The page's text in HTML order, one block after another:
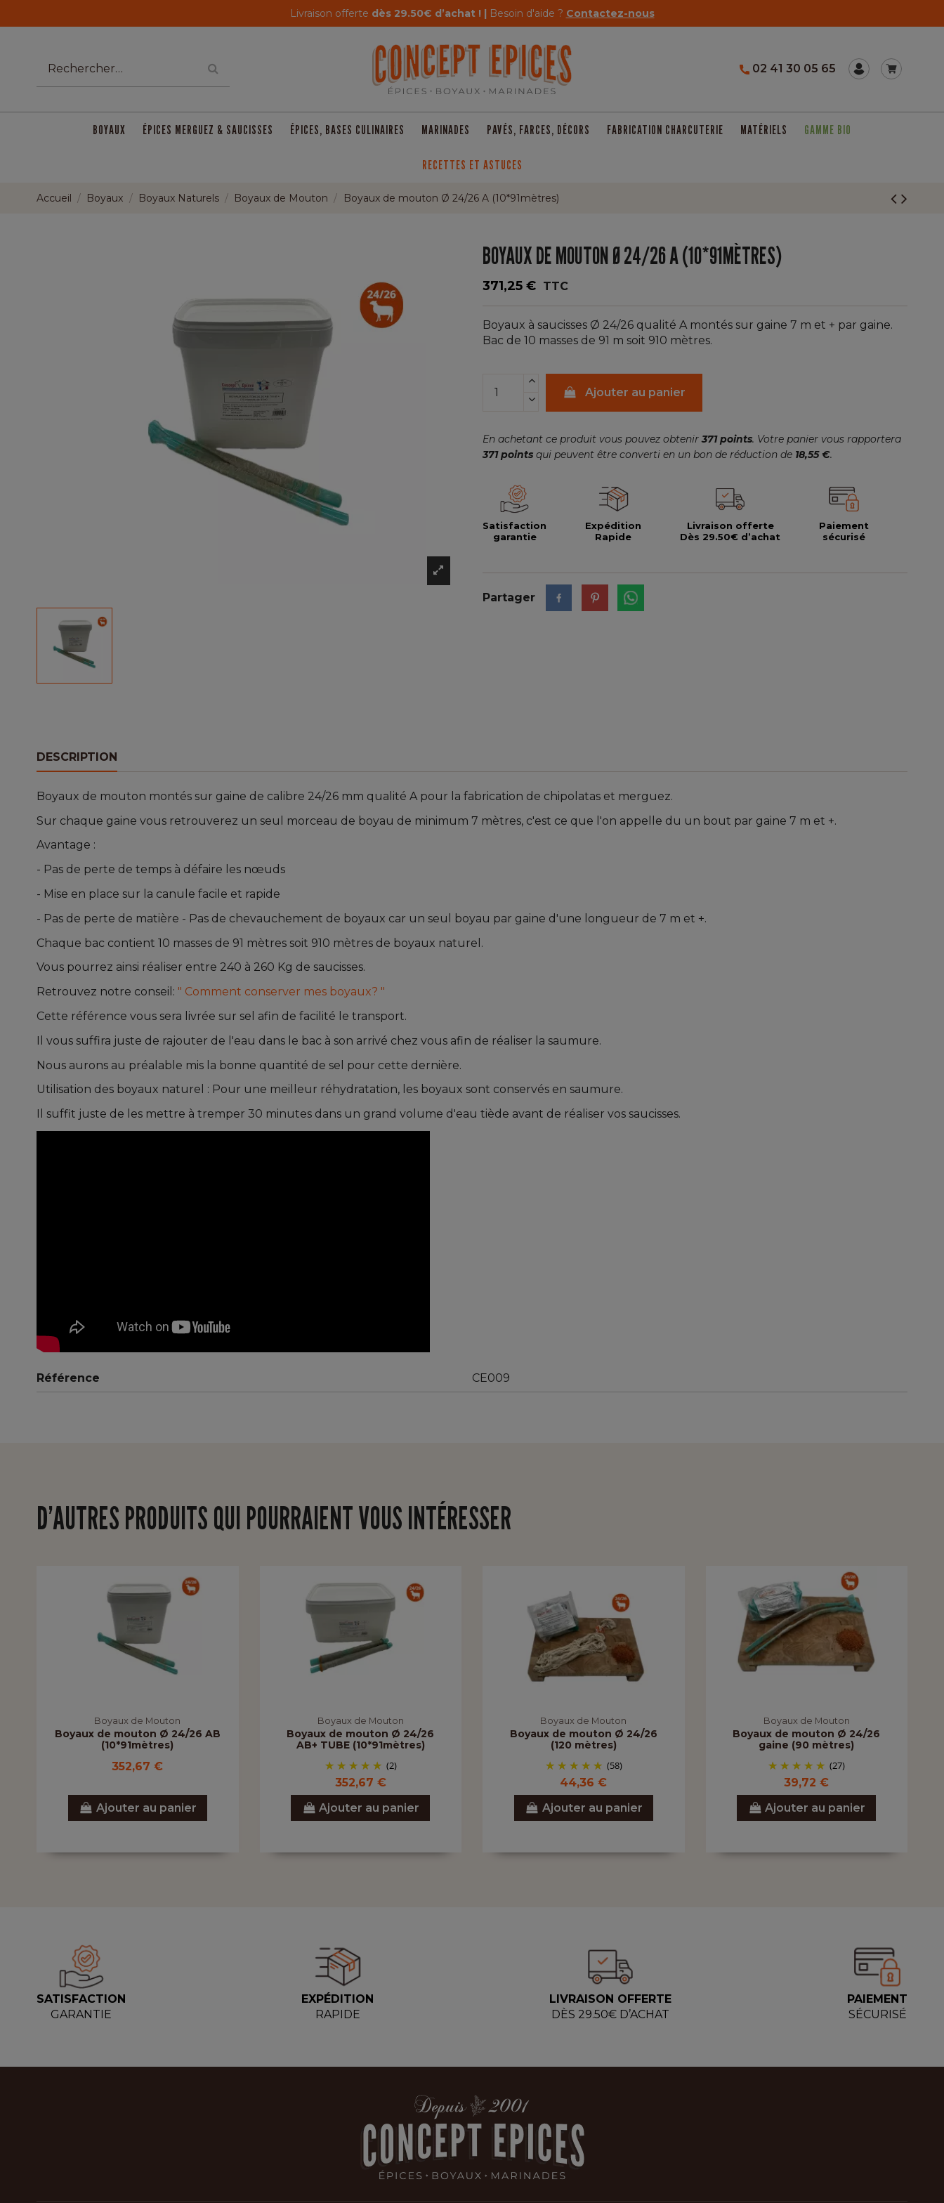
Livraison offerte dès 29.50€ d’achat ! | Besoin d'aide ? Contactez-nous
02 41 30 05 65
BOYAUX ÉPICES MERGUEZ & SAUCISSES ÉPICES, BASES CULINAIRES MARINADES PAVÉS, FARCES, DÉCORS FABRICATION CHARCUTERIE MATÉRIELS GAMME BIO
RECETTES ET ASTUCES
Accueil Boyaux Boyaux Naturels Boyaux de Mouton Boyaux de mouton Ø 24/26 A (10*91mètres)
BOYAUX DE MOUTON Ø 24/26 A (10*91MÈTRES)
371,25 € TTC
Boyaux à saucisses Ø 24/26 qualité A montés sur gaine 7 m et + par gaine.
Bac de 10 masses de 91 m soit 910 mètres.
Ajouter au panier
En achetant ce produit vous pouvez obtenir 371 points. Votre panier vous rapportera
371points qui peuvent être converti en un bon de réduction de 18,55 €.
Satisfaction
garantie
Expédition
Rapide
Livraison offerte
Dès 29.50€ d’achat
Paiement
sécurisé
Partager
DESCRIPTION
Boyaux de mouton montés sur gaine de calibre 24/26 mm qualité A pour la fabrication de chipolatas et merguez.
Sur chaque gaine vous retrouverez un seul morceau de boyau de minimum 7 mètres, c'est ce que l'on appelle du un bout par gaine 7 m et +.
Avantage :
- Pas de perte de temps à défaire les nœuds
- Mise en place sur la canule facile et rapide
- Pas de perte de matière - Pas de chevauchement de boyaux car un seul boyau par gaine d'une longueur de 7 m et +.
Chaque bac contient 10 masses de 91 mètres soit 910 mètres de boyaux naturel.
Vous pourrez ainsi réaliser entre 240 à 260 Kg de saucisses.
Retrouvez notre conseil: " Comment conserver mes boyaux? "
Cette référence vous sera livrée sur sel afin de facilité le transport.
Il vous suffira juste de rajouter de l'eau dans le bac à son arrivé chez vous afin de réaliser la saumure.
Nous aurons au préalable mis la bonne quantité de sel pour cette dernière.
Utilisation des boyaux naturel : Pour une meilleur réhydratation, les boyaux sont conservés en saumure.
Il suffit juste de les mettre à tremper 30 minutes dans un grand volume d'eau tiède avant de réaliser vos saucisses.
Référence CE009
D’AUTRES PRODUITS QUI POURRAIENT VOUS INTÉRESSER
Boyaux de Mouton
Boyaux de mouton Ø 24/26 AB
(10*91mètres)
352,67 €
Ajouter au panier
Boyaux de Mouton
Boyaux de mouton Ø 24/26
AB+ TUBE (10*91mètres)
(2)
352,67 €
Ajouter au panier
Boyaux de Mouton
Boyaux de mouton Ø 24/26
(120 mètres)
(58)
44,36 €
Ajouter au panier
Boyaux de Mouton
Boyaux de mouton Ø 24/26
gaine (90 mètres)
(27)
39,72 €
Ajouter au panier
SATISFACTION
GARANTIE
EXPÉDITION
RAPIDE
LIVRAISON OFFERTE
DÈS 29.50€ D’ACHAT
PAIEMENT
SÉCURISÉ